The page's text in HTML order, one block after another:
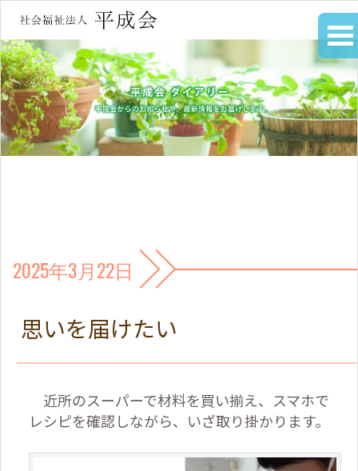
2025年3月22日
思いを届けたい
近所のスーパーで材料を買い揃え、スマホで
レシピを確認しながら、いざ取り掛かります。